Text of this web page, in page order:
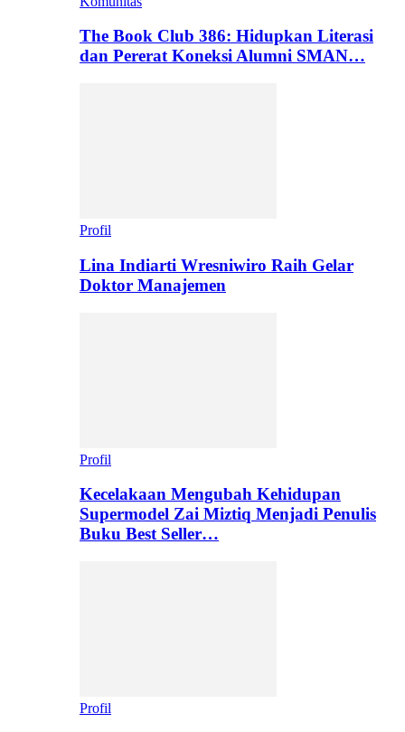
The Book Club 386: Hidupkan Literasi
dan Pererat Koneksi Alumni SMAN…
Profil
Lina Indiarti Wresniwiro Raih Gelar
Doktor Manajemen
Profil
Kecelakaan Mengubah Kehidupan
Supermodel Zai Miztiq Menjadi Penulis
Buku Best Seller…
Profil